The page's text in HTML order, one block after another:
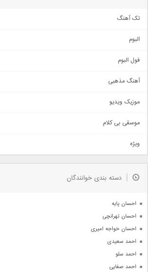
تک آهنگ
اجتماعی
حماسی
سنتی
اهنگ بندرعباسی
دمو
مذهبی
جدیدترین ها
البوم
فول البوم
آهنگ مذهبی
موزیک ویدیو
موسقی بی کلام
ویژه
دسته بندی خوانندگان
احسان پایه
احسان تهرانچی
احسان خواجه امیری
احمد سعیدی
احمد سلو
احمد صفایی